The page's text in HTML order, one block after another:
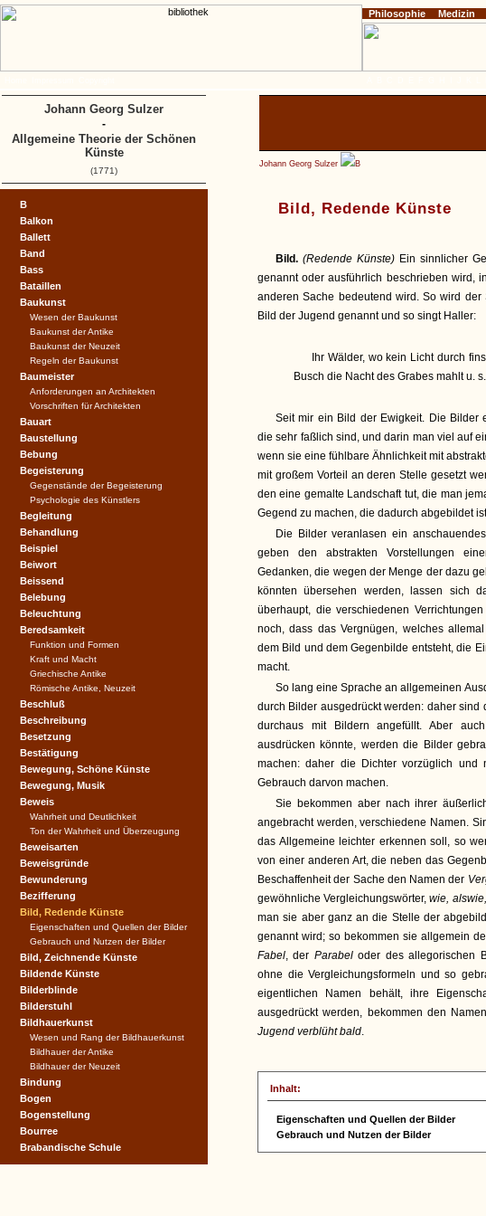
Johann Georg Sulzer B
Bild, Redende Künste
Bild.(Redende Künste) Ein sinnlicher
genannt oder ausführlich beschrieben wird,
anderen Sache bedeutend wird. So wird
Bild der Jugend genannt und so singt Haller:
Ihr Wälder, wo kein Licht durch
Busch die Nacht des Grabes mahlt u.
Seit mir ein Bild der Ewigkeit. Die Bilder
die sehr faßlich sind, und darin man viel auf
wenn sie eine fühlbare Ähnlichkeit mit
mit großem Vorteil an deren Stelle gesetzt
den eine gemalte Landschaft tut, die man
Gegend zu machen, die dadurch abgebildet
Die Bilder veranlasen ein
geben den abstrakten Vorstellungen
Gedanken, die wegen der Menge der dazu
könnten übersehen werden, lassen sich
überhaupt, die verschiedenen
noch, dass das Vergnügen, welches
dem Bild und dem Gegenbilde entsteht, die
macht.
So lang eine Sprache an allgemeinen
durch Bilder ausgedrückt werden: daher
durchaus mit Bildern angefüllt. Aber
ausdrücken könnte, werden die Bilder
machen: daher die Dichter vorzüglich
Gebrauch darvon machen.
Sie bekommen aber nach ihrer
angebracht werden, verschiedene Namen.
das Allgemeine leichter erkennen soll, so
von einer anderen Art, die neben das
Beschaffenheit der Sache den Namen der
gewöhnliche Vergleichungswörter,wie,
man sie aber ganz an die Stelle der
genannt wird; so bekommen sie allgemein
Fabel, der Parabeloder des allegorischen
ohne die Vergleichungsformeln und so
eigentlichen Namen behält, ihre
ausgedrückt werden, bekommen den
Jugend verblüht bald.
Inhalt:
Eigenschaften und Quellen der Bilder
Gebrauch und Nutzen der Bilder
B
Balkon
Ballett
Band
Bass
Bataillen
Baukunst
Wesen der Baukunst
Baukunst der Antike
Baukunst der Neuzeit
Regeln der Baukunst
Baumeister
Anforderungen an Architekten
Vorschriften für Architekten
Bauart
Baustellung
Bebung
Begeisterung
Gegenstände der Begeisterung
Psychologie des Künstlers
Begleitung
Behandlung
Beispiel
Beiwort
Beissend
Belebung
Beleuchtung
Beredsamkeit
Funktion und Formen
Kraft und Macht
Griechische Antike
Römische Antike, Neuzeit
Beschluß
Beschreibung
Besetzung
Bestätigung
Bewegung, Schöne Künste
Bewegung, Musik
Beweis
Wahrheit und Deutlichkeit
Ton der Wahrheit und Überzeugung
Beweisarten
Beweisgründe
Bewunderung
Bezifferung
Bild, Redende Künste
Eigenschaften und Quellen der Bilder
Gebrauch und Nutzen der Bilder
Bild, Zeichnende Künste
Bildende Künste
Bilderblinde
Bilderstuhl
Bildhauerkunst
Wesen und Rang der Bildhauerkunst
Bildhauer der Antike
Bildhauer der Neuzeit
Bindung
Bogen
Bogenstellung
Bourree
Brabandische Schule
Philosophie Medizin
Johann Georg Sulzer
-
Allgemeine Theorie der Schönen
Künste
(1771)